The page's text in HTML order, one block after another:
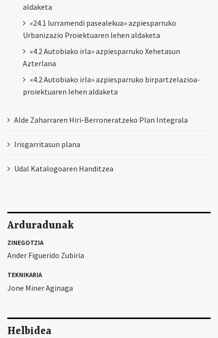
aldaketa
«24.1 Iurramendi pasealekua» azpiesparruko
Urbanizazio Proiektuaren lehen aldaketa
«4.2 Autobiako irla» azpiesparruko Xehetasun
Azterlana
«4.2 Autobiako irla» azpiesparruko birpartzelazioa-
proiektuaren lehen aldaketa
Alde Zaharraren Hiri-Berroneratzeko Plan Integrala
Irisgarritasun plana
Udal Katalogoaren Handitzea
Arduradunak
ZINEGOTZIA
Ander Figuerido Zubiria
TEKNIKARIA
Jone Miner Aginaga
Helbidea